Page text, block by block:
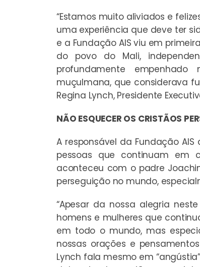
“Estamos muito aliviados e
uma experiência que deve ter
e a Fundação AIS viu em
do povo do Mali,
profundamente
muçulmana, que considerava
Regina Lynch, Presidente
NÃO ESQUECER OS CRISTÃOS
A responsável da Fundação
pessoas que continuam em
aconteceu com o padre
perseguição no mundo,
“Apesar da nossa alegria
homens e mulheres que
em todo o mundo, mas
nossas orações e
Lynch fala mesmo em